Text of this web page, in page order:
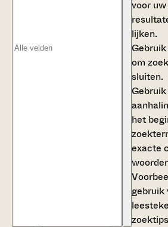
voor
lijken.
om
sluiten.
het
exacte
gebruik